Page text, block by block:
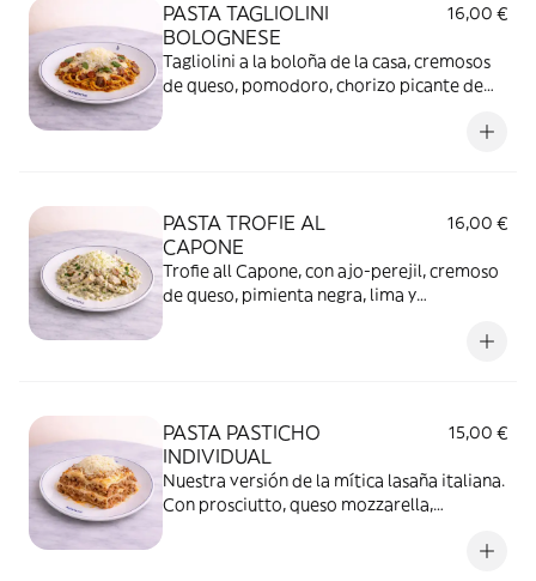
PASTA TAGLIOLINI
BOLOGNESE
16,00 €
Tagliolini a la boloña de la casa, cremosos
de queso, pomodoro, chorizo picante de
PASTA TROFIE AL
CAPONE
16,00 €
Trofie all Capone, con ajo-perejil, cremoso
de queso, pimienta negra, lima y
PASTA PASTICHO
INDIVIDUAL
15,00 €
Nuestra versión de la mítica lasaña italiana.
Con prosciutto, queso mozzarella,